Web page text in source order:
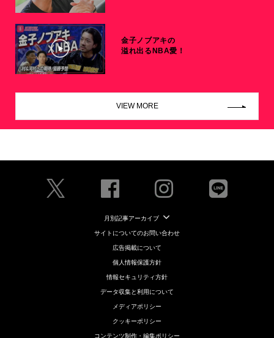
金子ノブアキの
溢れ出るNBA愛！
VIEW MORE
月別記事アーカイブ
サイトについてのお問い合わせ
広告掲載について
個人情報保護方針
情報セキュリティ方針
データ収集と利用について
メディアポリシー
クッキーポリシー
コンテンツ制作・編集ポリシー